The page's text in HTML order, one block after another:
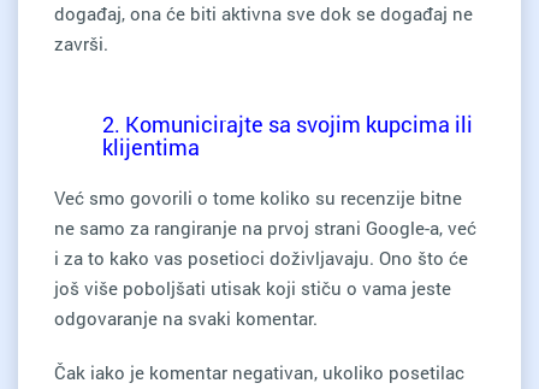
događaj, ona će biti aktivna sve dok se događaj ne
završi.
2. Komunicirajte sa svojim kupcima ili
klijentima
Već smo govorili o tome koliko su recenzije bitne
ne samo za rangiranje na prvoj strani Google-a, već
i za to kako vas posetioci doživljavaju. Ono što će
još više poboljšati utisak koji stiču o vama jeste
odgovaranje na svaki komentar.
Čak iako je komentar negativan, ukoliko posetilac